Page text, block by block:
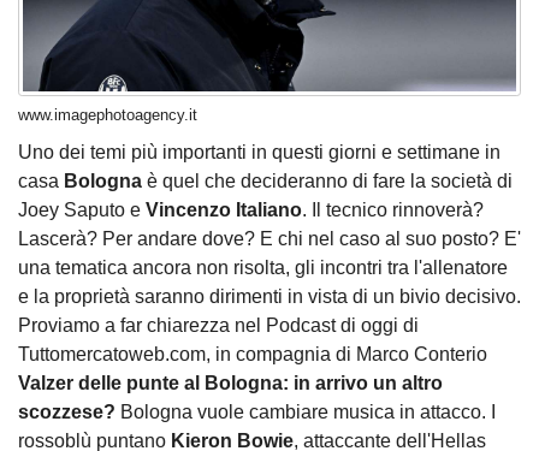
www.imagephotoagency.it
Uno dei temi più importanti in questi giorni e settimane in
casa Bologna è quel che decideranno di fare la società di
Joey Saputo e Vincenzo Italiano. Il tecnico rinnoverà?
Lascerà? Per andare dove? E chi nel caso al suo posto? E'
una tematica ancora non risolta, gli incontri tra l'allenatore
e la proprietà saranno dirimenti in vista di un bivio decisivo.
Proviamo a far chiarezza nel Podcast di oggi di
Tuttomercatoweb.com, in compagnia di Marco Conterio
Valzer delle punte al Bologna: in arrivo un altro
scozzese? Bologna vuole cambiare musica in attacco. I
rossoblù puntano Kieron Bowie, attaccante dell'Hellas